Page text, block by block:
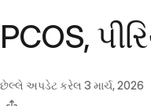
PCOS,
છેલ્લે અપડેટ કરેલ 3 માર્ચ, 2026